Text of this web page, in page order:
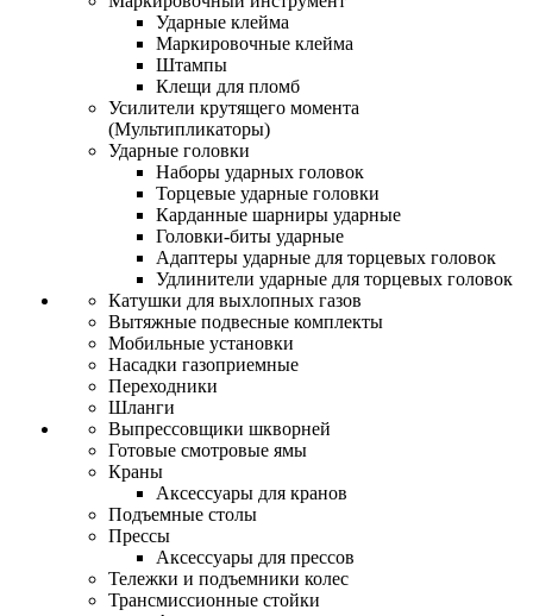
Ударные клейма
Маркировочные клейма
Штампы
Клещи для пломб
Усилители крутящего момента
(Мультипликаторы)
Ударные головки
Наборы ударных головок
Торцевые ударные головки
Карданные шарниры ударные
Головки-биты ударные
Адаптеры ударные для торцевых головок
Удлинители ударные для торцевых головок
Катушки для выхлопных газов
Вытяжные подвесные комплекты
Мобильные установки
Насадки газоприемные
Переходники
Шланги
Выпрессовщики шкворней
Готовые смотровые ямы
Краны
Аксессуары для кранов
Подъемные столы
Прессы
Аксессуары для прессов
Тележки и подъемники колес
Трансмиссионные стойки